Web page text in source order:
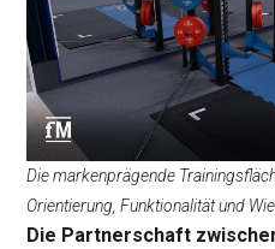
Die markenprägende
Orientierung, Funktionalität und
Die Partnerschaft